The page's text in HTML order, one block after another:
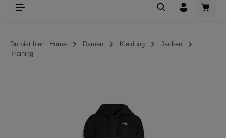
Du bist hier: Home Damen Kleidung
Jacken
Training